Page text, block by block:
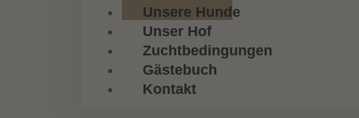
Unsere Hunde
Unser Hof
Zuchtbedingungen
Gästebuch
Kontakt